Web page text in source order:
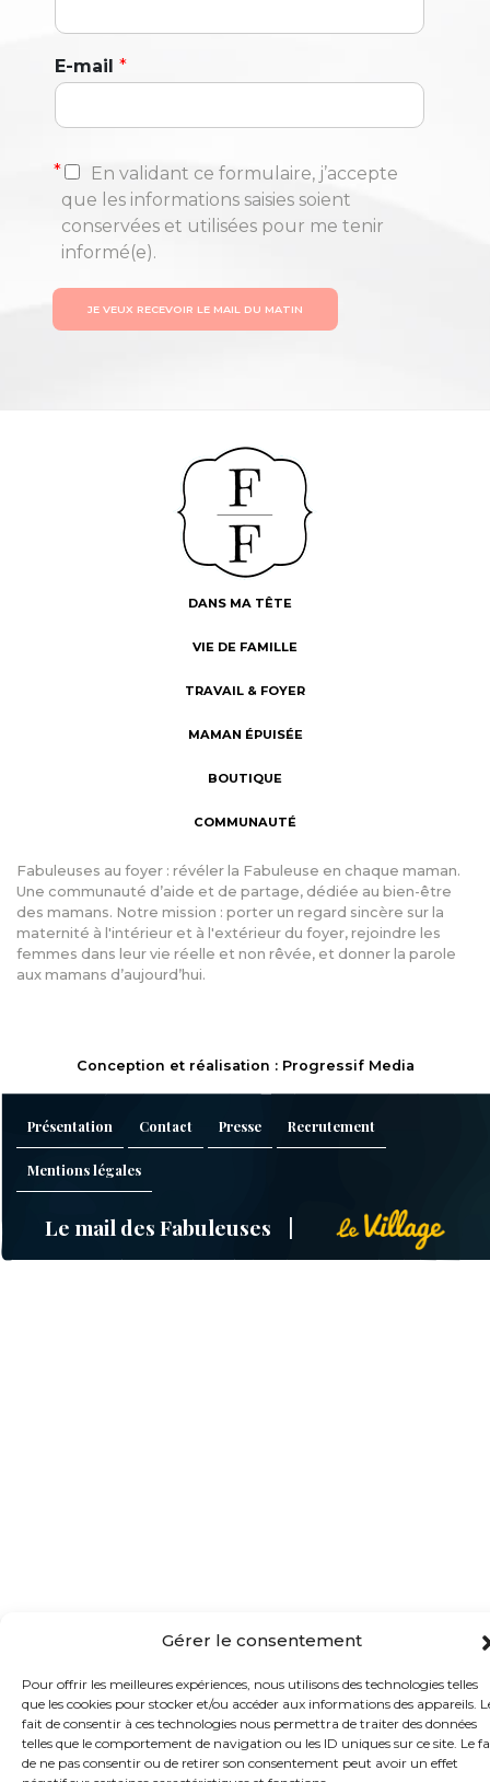
Gérer le consentement
Pour offrir les meilleures expériences, nous utilisons des technologies telles
que les cookies pour stocker et/ou accéder aux informations des appareils.
fait de consentir à ces technologies nous permettra de traiter des données
telles que le comportement de navigation ou les ID uniques sur ce site. Le
de ne pas consentir ou de retirer son consentement peut avoir un effet
E-mail *
*
En validant ce formulaire, j’accepte
que les informations saisies soient
conservées et utilisées pour me tenir
informé(e).
JE VEUX RECEVOIR LE MAIL DU MATIN
DANS MA TÊTE
VIE DE FAMILLE
TRAVAIL & FOYER
MAMAN ÉPUISÉE
BOUTIQUE
COMMUNAUTÉ
Fabuleuses au foyer : révéler la Fabuleuse en chaque maman.
Une communauté d’aide et de partage, dédiée au bien-être
des mamans. Notre mission : porter un regard sincère sur la
maternité à l'intérieur et à l'extérieur du foyer, rejoindre les
femmes dans leur vie réelle et non rêvée, et donner la parole
aux mamans d’aujourd’hui.
Conception et réalisation : Progressif Media
Présentation Contact Presse Recrutement
Mentions légales
Le mail des Fabuleuses